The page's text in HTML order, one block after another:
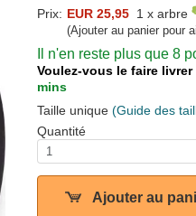
Prix: EUR 25,95 1 x arbre
(Ajouter au panier pour
Il n'en reste plus que 8
Voulez-vous le faire livrer
mins
Taille unique (Guide des
Quantité
Ajouter au